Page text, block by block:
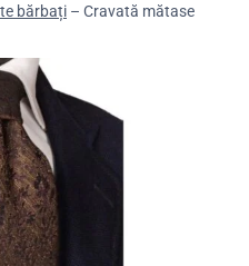
bărbați – Cravată mătase